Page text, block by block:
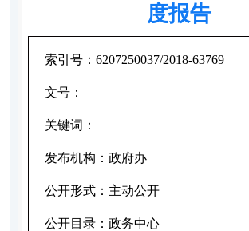
度报告
索引号： 6207250037/2018-63769
文号：
关键词：
发布机构： 政府办
公开形式： 主动公开
公开目录： 政务中心